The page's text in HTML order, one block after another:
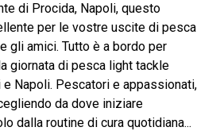
di Procida, Napoli, questo
per le vostre uscite di pesca
gli amici. Tutto è a bordo per
giornata di pesca light tackle
e Napoli. Pescatori e appassionati,
da dove iniziare
dalla routine di cura quotidiana...